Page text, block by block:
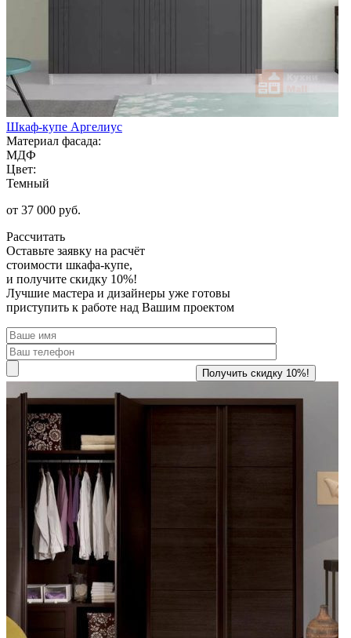
Шкаф-купе Аргелиус
Материал фасада:
МДФ
Цвет:
Темный
от 37 000 руб.
Рассчитать
Оставьте заявку на расчёт
стоимости шкафа-купе,
и получите скидку 10%!
Лучшие мастера и дизайнеры уже готовы
приступить к работе над Вашим проектом